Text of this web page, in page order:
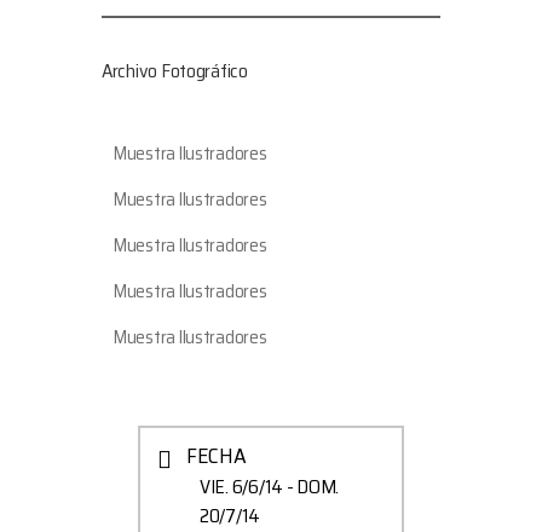
Archivo Fotográfico
Muestra Ilustradores
Muestra Ilustradores
Muestra Ilustradores
Muestra Ilustradores
Muestra Ilustradores
FECHA
VIE. 6/6/14 - DOM.
20/7/14